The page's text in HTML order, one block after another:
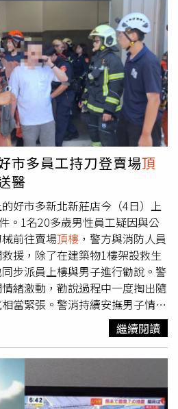
市多員工持刀登賣場頂
醫
好市多新北新莊店今（4日）上
。1名20多歲男性員工疑因與公
前往賣場頂樓 ，警方與消防人員
援，除了在建築物1樓架設救生
步派員上樓與男子進行勸說。警
緒激動，勸說過程中一度掏出隨
當緊張。警消持續安撫男子情
經過約30分鐘的勸導後，男子母
共同勸說下，男子最終放下戒
件順利落幕。所幸此次事件並未
場內其他民眾。男子隨後由救護
關程序強制就醫，至於男子與公
及整起事件發生原因，仍有待警
繼續閱讀